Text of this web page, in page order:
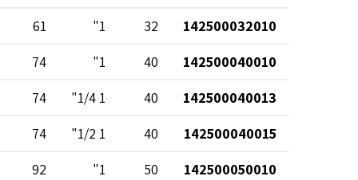
142500032010
32
1"
61
142500040010
40
1"
74
142500040013
40
1 1/4"
74
142500040015
40
1 1/2"
74
142500050010
50
1"
92